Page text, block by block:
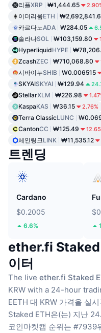
리플XRP ₩1,444.65
이더리움ETH
카르다노ADA ₩284.05
솔라나SOL ₩103,159.80
HyperliquidHYPE
ZcashZEC ₩710,068.80
시바이누SHIB ₩0.006515
SKYAISKYAI ₩129.94
StellarXLM ₩226.98
KaspaKAS ₩36.15 2.76%
Terra ClassicLUNC
CantonCC ₩125.49
체인링크 LINK ₩11,535.12
트렌딩
Cardano
$0.2005
6.6%
ether.fi Staked
이터
The live ether.fi Staked
KRW with a 24-hour
EETH 대 KRW 가격을 실
Staked ETH은(는) 지난
코인마켓캡 순위는 #7939